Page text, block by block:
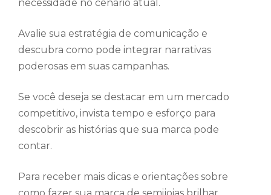
necessidade no cenário atual.
Avalie sua estratégia de comunicação e
descubra como pode integrar narrativas
poderosas em suas campanhas.
Se você deseja se destacar em um mercado
competitivo, invista tempo e esforço para
descobrir as histórias que sua marca pode
contar.
Para receber mais dicas e orientações sobre
como fazer sua marca de semijoias brilhar,